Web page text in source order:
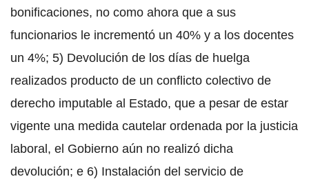
bonificaciones, no como ahora que a sus
funcionarios le incrementó un 40% y a los docentes
un 4%; 5) Devolución de los días de huelga
realizados producto de un conflicto colectivo de
derecho imputable al Estado, que a pesar de estar
vigente una medida cautelar ordenada por la justicia
laboral, el Gobierno aún no realizó dicha
devolución; e 6) Instalación del servicio de